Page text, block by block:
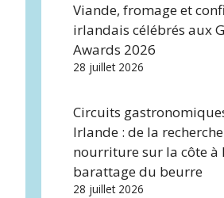
Viande, fromage et
irlandais célébrés aux
Awards 2026
28 juillet 2026
Circuits
Irlande : de la
nourriture sur la côte à
barattage du beurre
28 juillet 2026